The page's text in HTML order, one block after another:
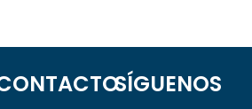
SÍGUENOS